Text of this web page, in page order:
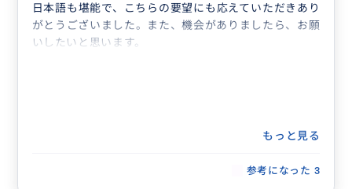
日本語も堪能で、こちらの要望にも応えていただきあり
がとうございました。また、機会がありましたら、お願
いしたいと思います。
もっと見る
参考になった 3